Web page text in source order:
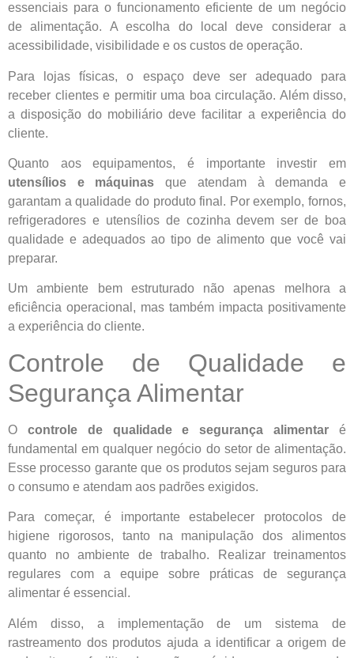
essenciais para o funcionamento eficiente de um negócio
de alimentação. A escolha do local deve considerar a
acessibilidade, visibilidade e os custos de operação.
Para lojas físicas, o espaço deve ser adequado para
receber clientes e permitir uma boa circulação. Além disso,
a disposição do mobiliário deve facilitar a experiência do
cliente.
Quanto aos equipamentos, é importante investir em
utensílios e máquinas que atendam à demanda e
garantam a qualidade do produto final. Por exemplo, fornos,
refrigeradores e utensílios de cozinha devem ser de boa
qualidade e adequados ao tipo de alimento que você vai
preparar.
Um ambiente bem estruturado não apenas melhora a
eficiência operacional, mas também impacta positivamente
a experiência do cliente.
Controle de Qualidade e
Segurança Alimentar
O controle de qualidade e segurança alimentar é
fundamental em qualquer negócio do setor de alimentação.
Esse processo garante que os produtos sejam seguros para
o consumo e atendam aos padrões exigidos.
Para começar, é importante estabelecer protocolos de
higiene rigorosos, tanto na manipulação dos alimentos
quanto no ambiente de trabalho. Realizar treinamentos
regulares com a equipe sobre práticas de segurança
alimentar é essencial.
Além disso, a implementação de um sistema de
rastreamento dos produtos ajuda a identificar a origem de